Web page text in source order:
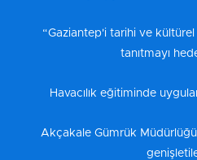
“Gaziantep'i tarihi ve
tanıtmayı
Havacılık eğitiminde
Akçakale Gümrük